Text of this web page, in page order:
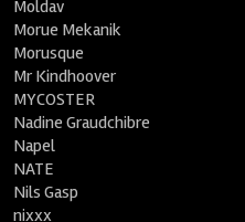
Moldav
Morue Mekanik
Morusque
Mr Kindhoover
MYCOSTER
Nadine Graudchibre
Napel
NATE
Nils Gasp
nixxx